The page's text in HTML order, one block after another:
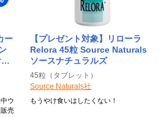
ー
ウ
売
【プレゼント対象】リローラ
Relora 45粒 Source Naturals
ソースナチュラルズ
45粒（タブレット）
Source Naturals社
もうやけ食いはしたくない！